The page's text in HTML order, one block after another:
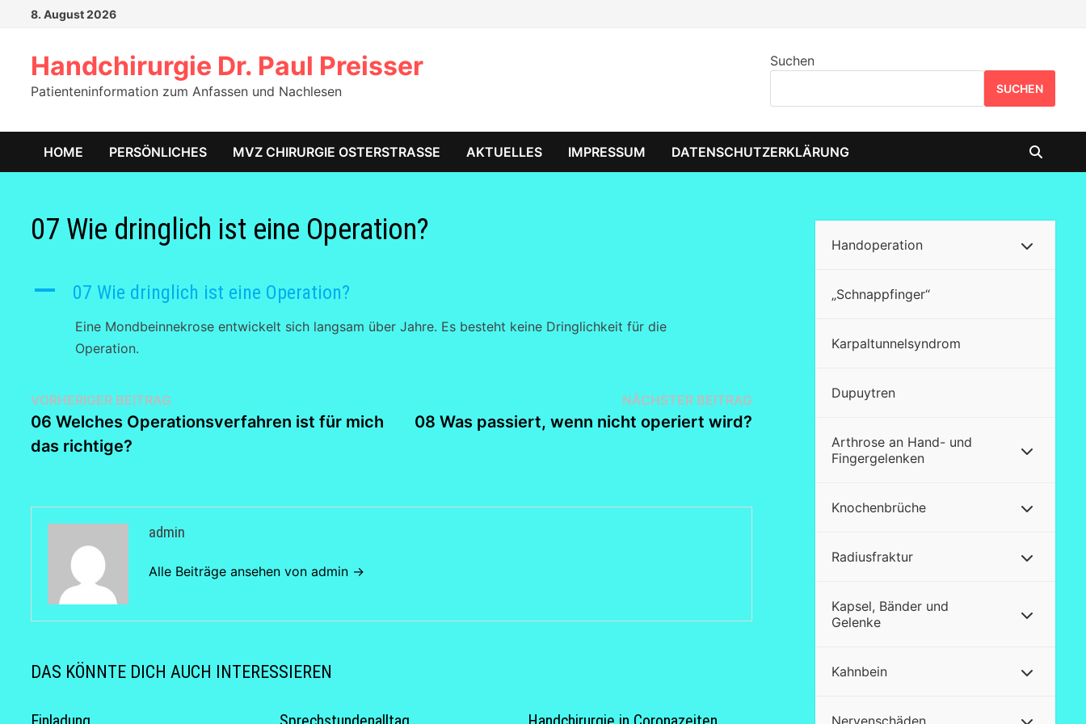
8. August 2026
Handchirurgie Dr. Paul Preisser
Patienteninformation zum Anfassen und Nachlesen
Suchen
SUCHEN
HOME PERSÖNLICHES MVZ CHIRURGIE OSTERSTRASSE AKTUELLES IMPRESSUM DATENSCHUTZERKLÄRUNG
07 Wie dringlich ist eine Operation?
A 07 Wie dringlich ist eine Operation?
Eine Mondbeinnekrose entwickelt sich langsam über Jahre. Es besteht keine Dringlichkeit für die
Operation.
Beitragsnavigation
VORHERIGER BEITRAG
Beitrag:
06 Welches Operationsverfahren ist für mich
das richtige?
NÄCHSTER BEITRAGNächster
Beitrag:
08 Was passiert, wenn nicht operiert wird?
admin
Alle Beiträge ansehen von admin →
DAS KÖNNTE DICH AUCH INTERESSIEREN
Handoperation
„Schnappfinger“
Karpaltunnelsyndrom
Dupuytren
Arthrose an Hand- und
Fingergelenken
Knochenbrüche
Radiusfraktur
Kapsel, Bänder und
Gelenke
Kahnbein
Nervenschäden